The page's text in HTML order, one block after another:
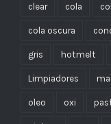
clear cola
cola oscura
gris hotmelt
Limpiadores
oleo oxi